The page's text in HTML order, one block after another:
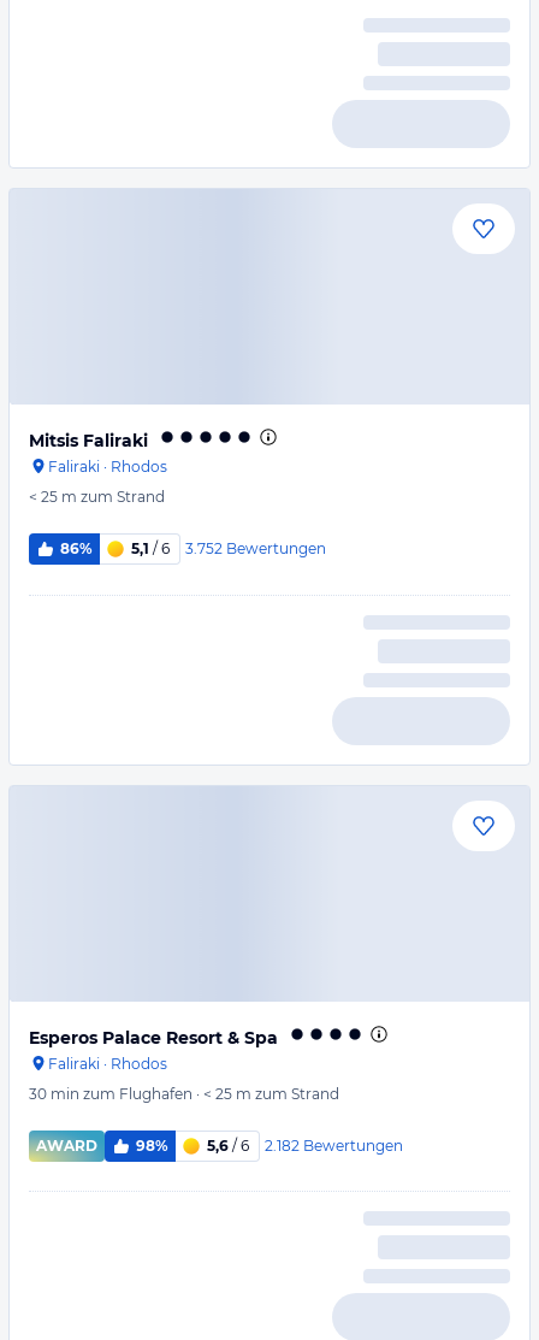
Mitsis Faliraki
Faliraki · Rhodos
< 25 m zum Strand
86% 5,1 / 6 3.752 Bewertungen
Esperos Palace Resort & Spa
Faliraki · Rhodos
30 min zum Flughafen · < 25 m zum Strand
AWARD 98% 5,6 / 6 2.182 Bewertungen